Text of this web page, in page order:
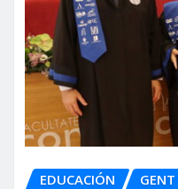
EDUCACIÓN